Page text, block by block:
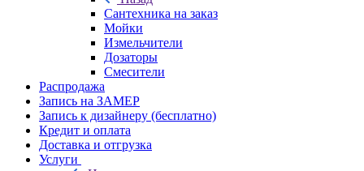
Сантехника на заказ
Мойки
Измельчители
Дозаторы
Смесители
Распродажа
Запись на ЗАМЕР
Запись к дизайнеру (бесплатно)
Кредит и оплата
Доставка и отгрузка
Услуги